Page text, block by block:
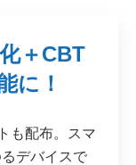
＋CBT
に！
も配布。スマ
デバイスで